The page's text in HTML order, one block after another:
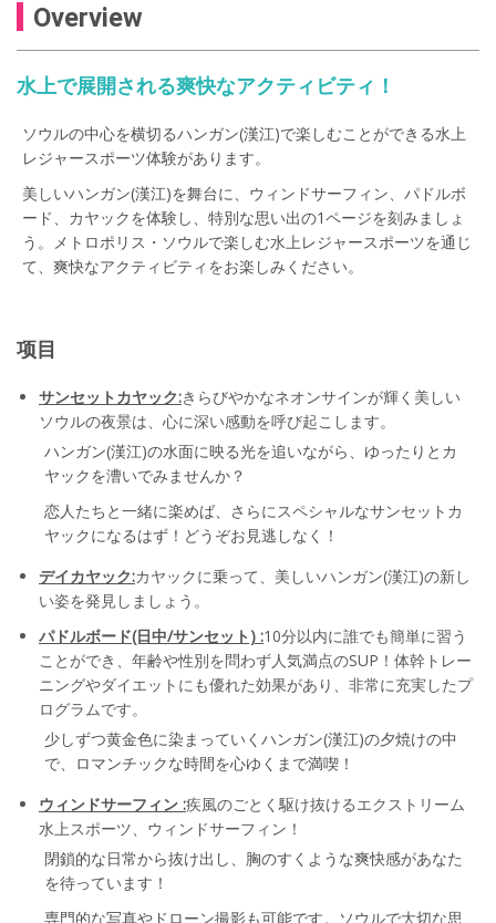
Overview
水上で展開される爽快なアクティビティ！
ソウルの中心を横切るハンガン(漢江)で楽しむことができる水上
レジャースポーツ体験があります。
美しいハンガン(漢江)を舞台に、ウィンドサーフィン、パドルボ
ード、カヤックを体験し、特別な思い出の1ページを刻みましょ
う。メトロポリス・ソウルで楽しむ水上レジャースポーツを通じ
て、爽快なアクティビティをお楽しみください。
项目
サンセットカヤック:きらびやかなネオンサインが輝く美しい
ソウルの夜景は、心に深い感動を呼び起こします。
ハンガン(漢江)の水面に映る光を追いながら、ゆったりとカ
ヤックを漕いでみませんか？
恋人たちと一緒に楽めば、さらにスペシャルなサンセットカ
ヤックになるはず！どうぞお見逃しなく！
デイカヤック:カヤックに乗って、美しいハンガン(漢江)の新し
い姿を発見しましょう。
パドルボード(日中/サンセット) :10分以内に誰でも簡単に習う
ことができ、年齢や性別を問わず人気満点のSUP！体幹トレー
ニングやダイエットにも優れた効果があり、非常に充実したプ
ログラムです。
少しずつ黄金色に染まっていくハンガン(漢江)の夕焼けの中
で、ロマンチックな時間を心ゆくまで満喫！
ウィンドサーフィン :疾風のごとく駆け抜けるエクストリーム
水上スポーツ、ウィンドサーフィン！
閉鎖的な日常から抜け出し、胸のすくような爽快感があなた
を待っています！
専門的な写真やドローン撮影も可能です。ソウルで大切な思